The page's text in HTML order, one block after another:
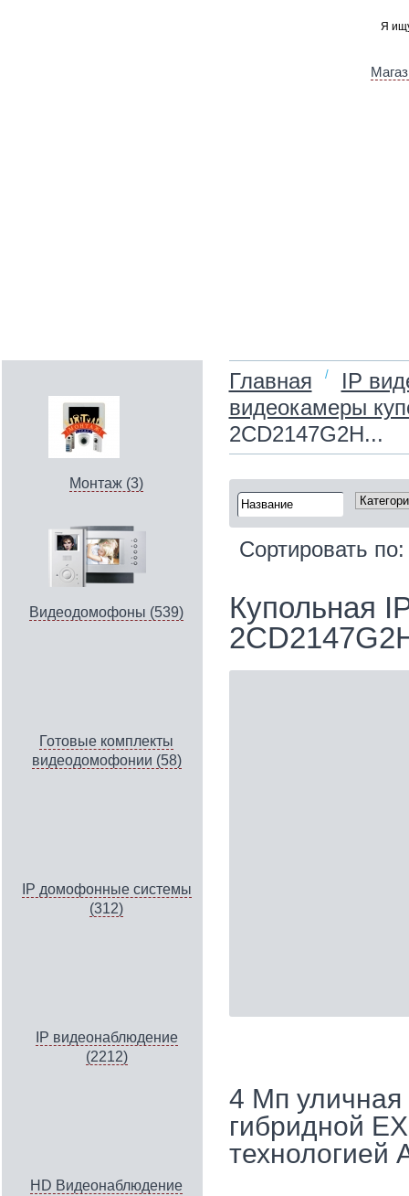
Монтаж (3)
Видеодомофоны (539)
Готовые комплекты
видеодомофонии (58)
IP домофонные системы
(312)
IP видеонаблюдение
(2212)
HD Видеонаблюдение
Главная /
IP
видеокамеры
2CD2147G2H...
Сортировать
Купольная
4 Мп уличная
гибридной
технологией